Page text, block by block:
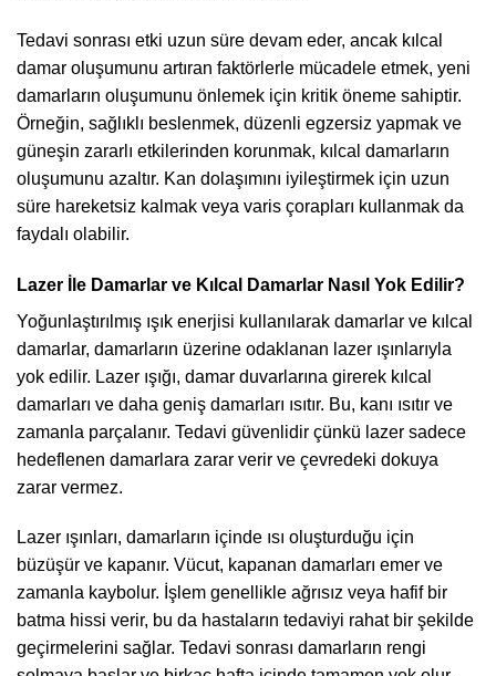
Tedavi sonrası etki uzun süre devam eder, ancak kılcal
damar oluşumunu artıran faktörlerle mücadele etmek, yeni
damarların oluşumunu önlemek için kritik öneme sahiptir.
Örneğin, sağlıklı beslenmek, düzenli egzersiz yapmak ve
güneşin zararlı etkilerinden korunmak, kılcal damarların
oluşumunu azaltır. Kan dolaşımını iyileştirmek için uzun
süre hareketsiz kalmak veya varis çorapları kullanmak da
faydalı olabilir.
Lazer İle Damarlar ve Kılcal Damarlar Nasıl Yok Edilir?
Yoğunlaştırılmış ışık enerjisi kullanılarak damarlar ve kılcal
damarlar, damarların üzerine odaklanan lazer ışınlarıyla
yok edilir. Lazer ışığı, damar duvarlarına girerek kılcal
damarları ve daha geniş damarları ısıtır. Bu, kanı ısıtır ve
zamanla parçalanır. Tedavi güvenlidir çünkü lazer sadece
hedeflenen damarlara zarar verir ve çevredeki dokuya
zarar vermez.
Lazer ışınları, damarların içinde ısı oluşturduğu için
büzüşür ve kapanır. Vücut, kapanan damarları emer ve
zamanla kaybolur. İşlem genellikle ağrısız veya hafif bir
batma hissi verir, bu da hastaların tedaviyi rahat bir şekilde
geçirmelerini sağlar. Tedavi sonrası damarların rengi